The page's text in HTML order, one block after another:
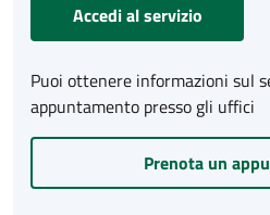
Accedi al servizio
Puoi ottenere informazioni sul
appuntamento presso gli uffici
Prenota un